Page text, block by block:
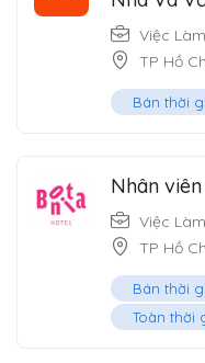
Việc
TP Hồ
Bán thời
Nhân
Việc
TP Hồ
Bán thời
Toàn thời